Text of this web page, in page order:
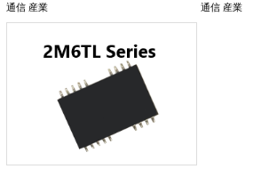
通信 産業
通信 産業